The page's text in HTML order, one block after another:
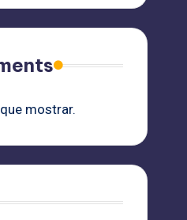
mostrar.